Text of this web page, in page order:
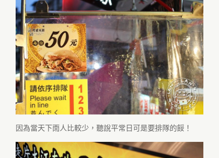
因為當天下雨人比較少，聽說平常日可是要排隊的餒！